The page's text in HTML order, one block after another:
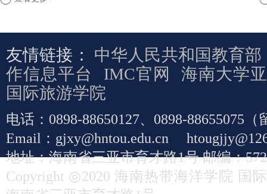
友情链接： 中华人民共和国教育部
作信息平台
IMC官网
海南大学
国际旅游学院
电话：0898-88650127、0898-88655075
Email：gjxy@hntou.edu.cn
地址：海南省三亚市育才路1号 邮编：
Copyright ◎2020 海南热带海洋学院 国